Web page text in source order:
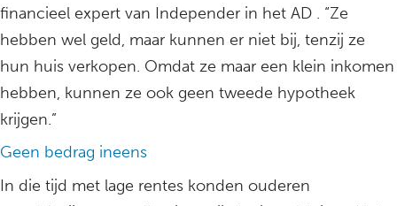
financieel expert van Independer in het AD . “Ze
hebben wel geld, maar kunnen er niet bij, tenzij ze
hun huis verkopen. Omdat ze maar een klein inkomen
hebben, kunnen ze ook geen tweede hypotheek
krijgen.”
Geen bedrag ineens
In die tijd met lage rentes konden ouderen